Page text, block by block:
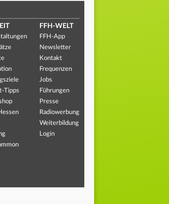
Tipps
FFH-WELT
FFH-App
Newsletter
Kontakt
Frequenzen
Jobs
Führungen
Presse
Radiowerbung
Weiterbildung
Login